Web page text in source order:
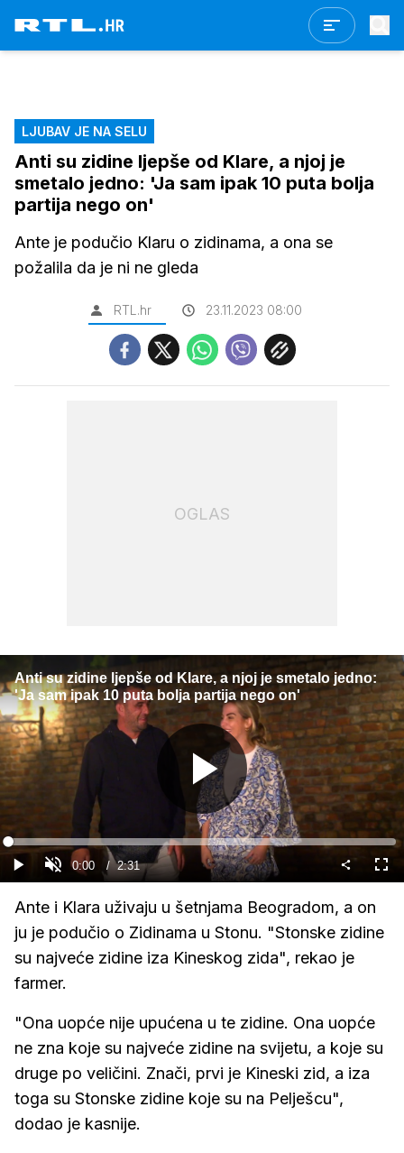
LJUBAV JE NA SELU
Anti su zidine ljepše od Klare, a njoj je
smetalo jedno: 'Ja sam ipak 10 puta bolja
partija nego on'
Ante je podučio Klaru o zidinama, a ona se
požalila da je ni ne gleda
RTL.hr 23.11.2023 08:00
OGLAS
Anti su zidine ljepše od Klare, a njoj je smetalo jedno:
'Ja sam ipak 10 puta bolja partija nego on'
Gledaj
GledajUpali
zvuk
Current
Time
0:00 / Duration
2:31
Loaded:
0%
Ante i Klara uživaju u šetnjama Beogradom, a on
ju je podučio o Zidinama u Stonu. "Stonske zidine
su najveće zidine iza Kineskog zida", rekao je
farmer.
"Ona uopće nije upućena u te zidine. Ona uopće
ne zna koje su najveće zidine na svijetu, a koje su
druge po veličini. Znači, prvi je Kineski zid, a iza
toga su Stonske zidine koje su na Pelješcu",
dodao je kasnije.